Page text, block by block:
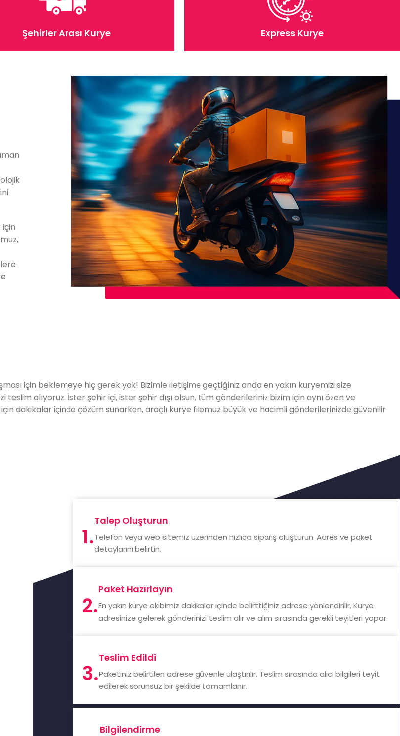
Şehirler Arası Kurye Express Kurye
için
için beklemeye hiç gerek yok! Bizimle iletişime geçtiğiniz anda en yakın kuryemizi size
alıyoruz. İster şehir içi, ister şehir dışı olsun, tüm gönderileriniz bizim için aynı özen ve
dakikalar içinde çözüm sunarken, araçlı kurye filomuz büyük ve hacimli gönderilerinizde güvenilir
1.
Talep Oluşturun
Telefon veya web sitemiz üzerinden hızlıca sipariş oluşturun. Adres ve paket
detaylarını belirtin.
2.
Paket Hazırlayın
En yakın kurye ekibimiz dakikalar içinde belirttiğiniz adrese yönlendirilir. Kurye
adresinize gelerek gönderinizi teslim alır ve alım sırasında gerekli teyitleri yapar.
3.
Teslim Edildi
Paketiniz belirtilen adrese güvenle ulaştırılır. Teslim sırasında alıcı bilgileri teyit
edilerek sorunsuz bir şekilde tamamlanır.
Bilgilendirme